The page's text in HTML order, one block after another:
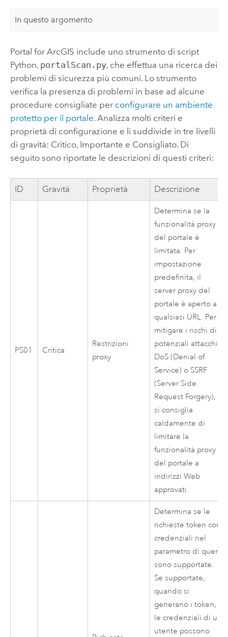
In questo argomento
Portal for ArcGIS include uno strumento di script
Python, portalScan.py, che effettua una ricerca dei
problemi di sicurezza più comuni. Lo strumento
verifica la presenza di problemi in base ad alcune
procedure consigliate per configurare un ambiente
protetto per il portale. Analizza molti criteri e
proprietà di configurazione e li suddivide in tre livelli
di gravità: Critico, Importante e Consigliato. Di
seguito sono riportate le descrizioni di questi criteri:
ID Gravità Proprietà Descrizione
PS01 Critica
Restrizioni
proxy
Determina se la
funzionalità proxy
del portale è
limitata. Per
impostazione
predefinita, il
server proxy del
portale è aperto a
qualsiasi URL. Per
mitigare i rischi di
potenziali attacchi
DoS (Denial of
Service) o SSRF
(Server Side
Request Forgery),
si consiglia
caldamente di
limitare la
funzionalità proxy
del portale a
indirizzi Web
approvati.
Determina se le
richieste token con
credenziali nel
parametro di query
sono supportate.
Se supportate,
quando si
generano i token,
le credenziali di un
utente possono